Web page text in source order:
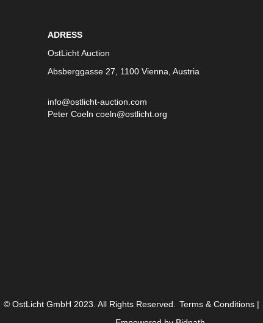
ADRESS
OstLicht Auction
Absberggasse 27, 1100 Vienna, Austria
info@ostlicht-auction.com
Peter Coeln coeln@ostlicht.org
© OstLicht GmbH 2023. All Rights Reserved. Terms & Conditions|